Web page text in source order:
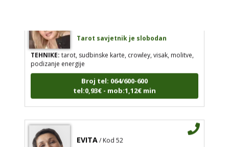
Tarot savjetnik je slobodan
TEHNIKE:tarot, sudbinske karte, crowley, visak, molitve,
podizanje energije
Broj tel: 064/600-600
tel:0,93€ - mob:1,12€ min
EVITA / Kod 52